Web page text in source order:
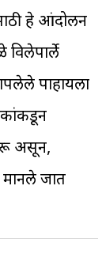
हे आंदोलन
पाहायला
असून,
जात